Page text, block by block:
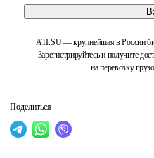
ATI.SU — крупнейшая в России
Зарегистрируйтесь и получите
на перевозку
Поделиться